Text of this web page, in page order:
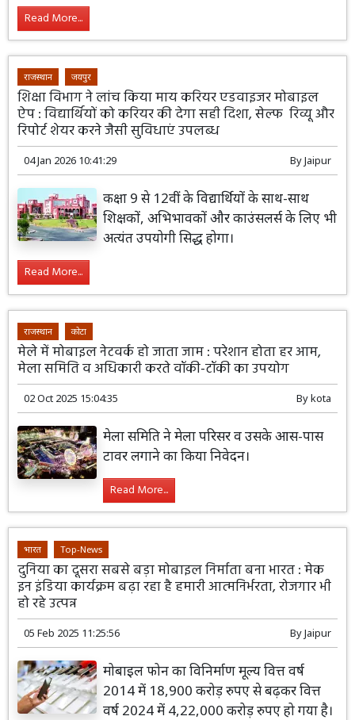
Read More...
राजस्थान जयपुर
शिक्षा विभाग ने लांच किया माय करियर एडवाइजर मोबाइल
ऐप : विद्यार्थियों को करियर की देगा सही दिशा, सेल्फ रिव्यू और
रिपोर्ट शेयर करने जैसी सुविधाएं उपलब्ध
04 Jan 2026 10:41:29 ByJaipur
कक्षा 9 से 12वीं के विद्यार्थियों के साथ-साथ
शिक्षकों, अभिभावकों और काउंसलर्स के लिए भी
अत्यंत उपयोगी सिद्ध होगा।
Read More...
राजस्थान कोटा
मेले में मोबाइल नेटवर्क हो जाता जाम : परेशान होता हर आम,
मेला समिति व अधिकारी करते वॉकी-टॉकी का उपयोग
02 Oct 2025 15:04:35 Bykota
मेला समिति ने मेला परिसर व उसके आस-पास
टावर लगाने का किया निवेदन।
Read More...
भारत Top-News
दुनिया का दूसरा सबसे बड़ा मोबाइल निर्माता बना भारत : मेक
इन इंडिया कार्यक्रम बढ़ा रहा है हमारी आत्मनिर्भरता, रोजगार भी
हो रहे उत्पन्न
05 Feb 2025 11:25:56 ByJaipur
मोबाइल फोन का विनिर्माण मूल्य वित्त वर्ष
2014 में 18,900 करोड़ रुपए से बढ़कर वित्त
वर्ष 2024 में 4,22,000 करोड़ रुपए हो गया है।